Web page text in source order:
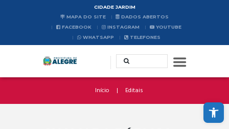
Abrir a barra de ferramentas
CIDADE JARDIM
MAPA DO SITE
DADOS ABERTOS
FACEBOOK
INSTAGRAM
YOUTUBE
WHATSAPP
TELEFONES
Início Editais